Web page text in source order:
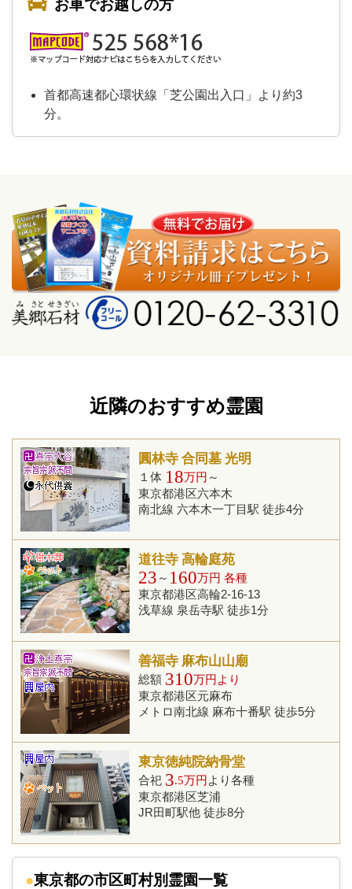
お車でお越しの方
首都高速都心環状線「芝公園出入口」より約3
分。
近隣のおすすめ霊園
圓林寺 合同墓 光明
１体 18万円 ～
東京都港区六本木
南北線 六本木一丁目駅 徒歩4分
道往寺 高輪庭苑
23 ～ 160万円 各種
東京都港区高輪2-16-13
浅草線 泉岳寺駅 徒歩1分
善福寺 麻布山山廟
総額 310万円より
東京都港区元麻布
メトロ南北線 麻布十番駅 徒歩5分
東京徳純院納骨堂
合祀 3.5万円 より各種
東京都港区芝浦
JR田町駅他 徒歩8分
東京都の市区町村別霊園一覧